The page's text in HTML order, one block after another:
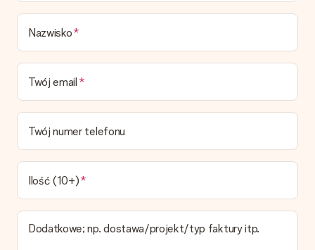
Czas dostawy, opcje dostawy oraz koszty
dostawy
stronie produktu pokazujemy najbardziej prawdopodobną
datę doręczenia w momencie składania zamówienia.
Jaki jest czas dostawy i kiedy otrzymam mój prezent?
Przewidywany czas dostawy można znaleźć na stronie
produktu.
Jakie opcje dostawy mogę wybrać?
W koszyku zamówień mamy kilka opcji dostawy. Termin
pokazany na stronie produktu odnosi się do najtańszej i
najwolniejszej formy wysyłki.
Zapłata
Nazwisko
Twój email
Twój numer telefonu
Ilość (10+)
Dodatkowe; np. dostawa/projekt/typ faktury itp.